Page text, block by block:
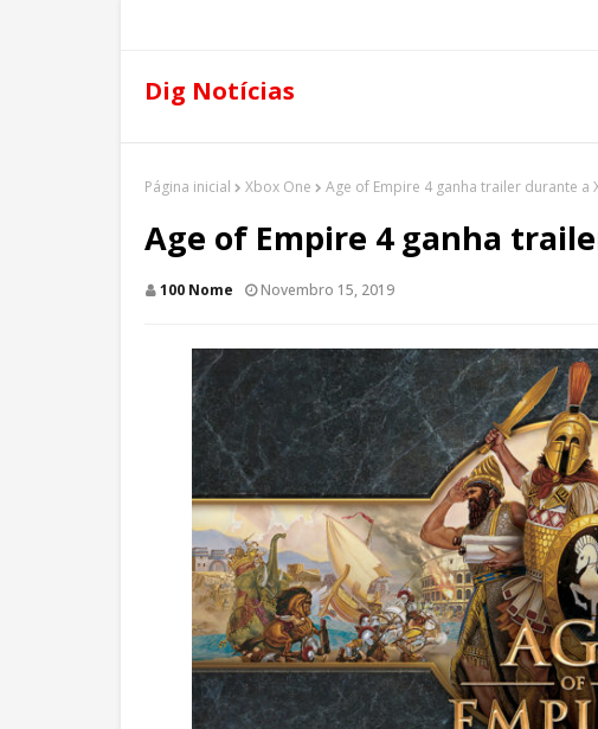
Dig Notícias
Página inicial Xbox One Age of Empire 4 ganha trailer durante a
Age of Empire 4 ganha
100 Nome Novembro 15, 2019